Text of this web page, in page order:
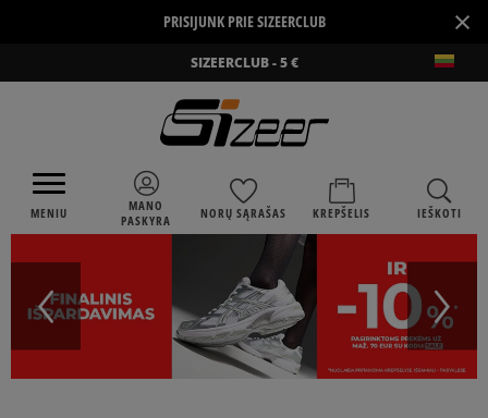
PRISIJUNK PRIE SIZEERCLUB ×
SIZEERCLUB - 5 €
MENIU
MANO
PASKYRA
NORŲ SĄRAŠAS KREPŠELIS IEŠKOTI